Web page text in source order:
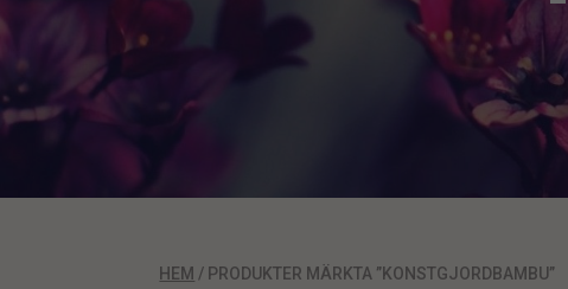
HEM / PRODUKTER MÄRKTA ”KONSTGJORDBAMBU”